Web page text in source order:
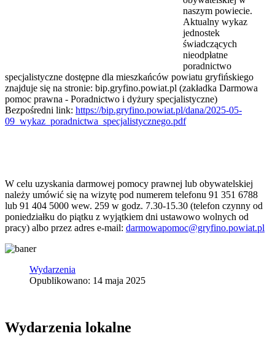
naszym powiecie.
Aktualny wykaz
jednostek
świadczących
nieodpłatne
poradnictwo
specjalistyczne dostępne dla mieszkańców powiatu gryfińskiego
znajduje się na stronie: bip.gryfino.powiat.pl (zakładka Darmowa
pomoc prawna - Poradnictwo i dyżury specjalistyczne)
Bezpośredni link: https://bip.gryfino.powiat.pl/dana/2025-05-
09_wykaz_poradnictwa_specjalistycznego.pdf
W celu uzyskania darmowej pomocy prawnej lub obywatelskiej
należy umówić się na wizytę pod numerem telefonu 91 351 6788
lub 91 404 5000 wew. 259 w godz. 7.30-15.30 (telefon czynny od
poniedziałku do piątku z wyjątkiem dni ustawowo wolnych od
pracy) albo przez adres e-mail: darmowapomoc@gryfino.powiat.pl
Wydarzenia
Opublikowano: 14 maja 2025
Wydarzenia lokalne